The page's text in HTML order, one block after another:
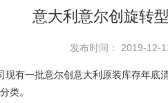
意大利意尔创旋转
发布时间： 2019-
现有一批意尔创意大利原装库存年底
类。